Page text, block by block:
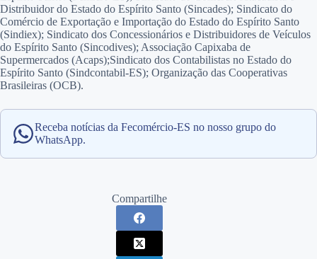
Distribuidor do Estado do Espírito Santo (Sincades); Sindicato do
Comércio de Exportação e Importação do Estado do Espírito Santo
(Sindiex); Sindicato dos Concessionários e Distribuidores de Veículos
do Espírito Santo (Sincodives); Associação Capixaba de
Supermercados (Acaps);Sindicato dos Contabilistas no Estado do
Espírito Santo (Sindcontabil-ES); Organização das Cooperativas
Brasileiras (OCB).​
Receba notícias da Fecomércio-ES no nosso grupo do
WhatsApp.
Compartilhe